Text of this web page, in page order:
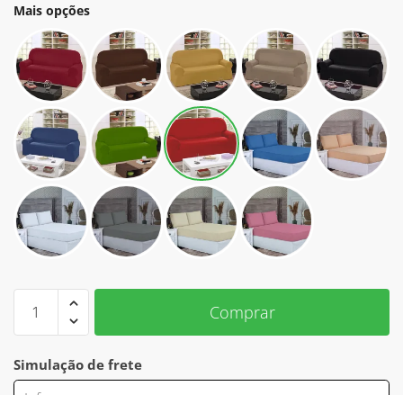
Mais opções
3
Lugares
Comprar
Simulação de frete